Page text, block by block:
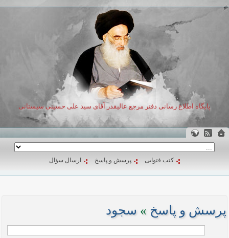
پایگاه اطلاع رسانی دفتر مرجع عالیقدر آقای سید علی حسینی سیستانی
کتب فتوایی پرسش و پاسخ ارسال سؤال
پرسش و پاسخ » سجود